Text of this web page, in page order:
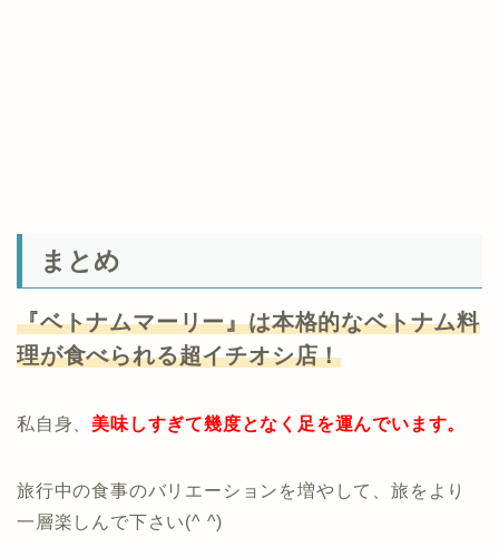
まとめ
『ベトナムマーリー』は本格的なベトナム料
理が食べられる超イチオシ店！
私自身、 美味しすぎて幾度となく足を運んでいます。
旅行中の食事のバリエーションを増やして、旅をより
一層楽しんで下さい(^ ^)